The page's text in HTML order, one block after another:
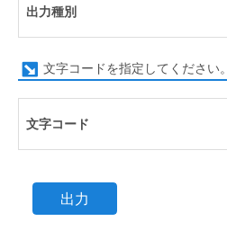
出力種別
文字コードを指定してください。
文字コード